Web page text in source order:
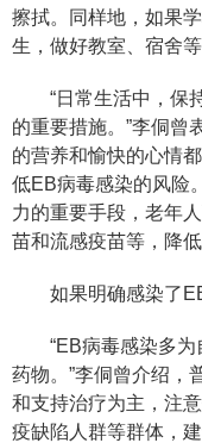
擦拭。同样地，如果
生，做好教室、宿舍
“日常生活中，保持
的重要措施。”李侗曾
的营养和愉快的心情
低EB病毒感染的风险
力的重要手段，老年
苗和流感疫苗等，降
如果明确感染了EB
“EB病毒感染多为
药物。”李侗曾介绍，
和支持治疗为主，注
疫缺陷人群等群体，